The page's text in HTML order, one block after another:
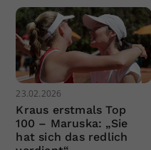
23.02.2026
Kraus erstmals Top
100 – Maruska: „Sie
hat sich das redlich